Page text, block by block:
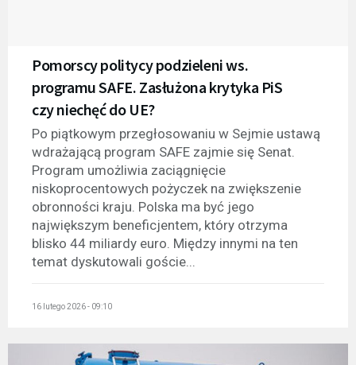
Pomorscy politycy podzieleni ws.
programu SAFE. Zasłużona krytyka PiS
czy niechęć do UE?
Po piątkowym przegłosowaniu w Sejmie ustawą
wdrażającą program SAFE zajmie się Senat.
Program umożliwia zaciągnięcie
niskoprocentowych pożyczek na zwiększenie
obronności kraju. Polska ma być jego
największym beneficjentem, który otrzyma
blisko 44 miliardy euro. Między innymi na ten
temat dyskutowali goście...
16 lutego 2026 - 09:10